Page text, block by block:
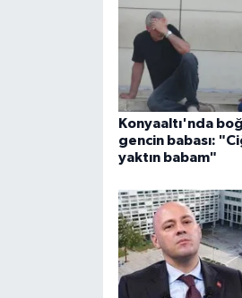
Konyaaltı'nda
gencin babası:
yaktın babam"